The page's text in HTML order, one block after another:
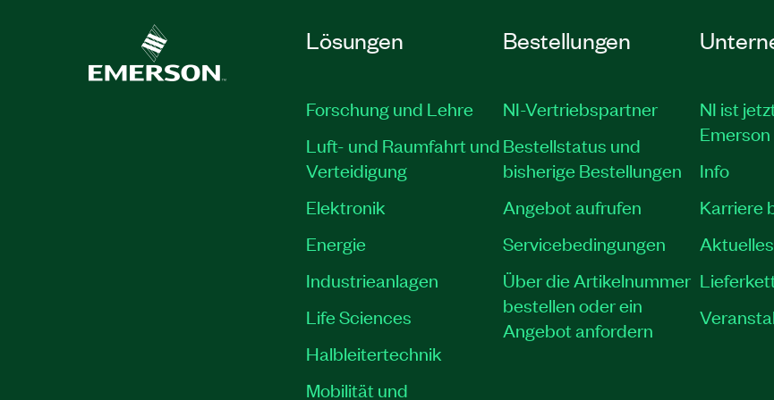
Lösungen
Forschung und Lehre
Luft- und Raumfahrt und
Verteidigung
Elektronik
Energie
Industrieanlagen
Life Sciences
Halbleitertechnik
Mobilität und
Bestellungen
NI-Vertriebspartner
Bestellstatus und
bisherige Bestellungen
Angebot aufrufen
Servicebedingungen
Über die Artikelnummer
bestellen oder ein
Angebot anfordern
NI ist
Emerson
Info
Karriere